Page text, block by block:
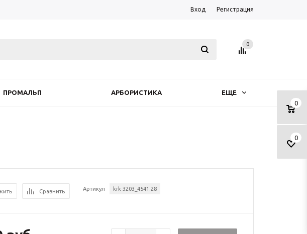
Вход Регистрация
0
0
0
ПРОМАЛЬП АРБОРИСТИКА ЕЩЕ
Сравнить Артикул krk 3203_4541.28